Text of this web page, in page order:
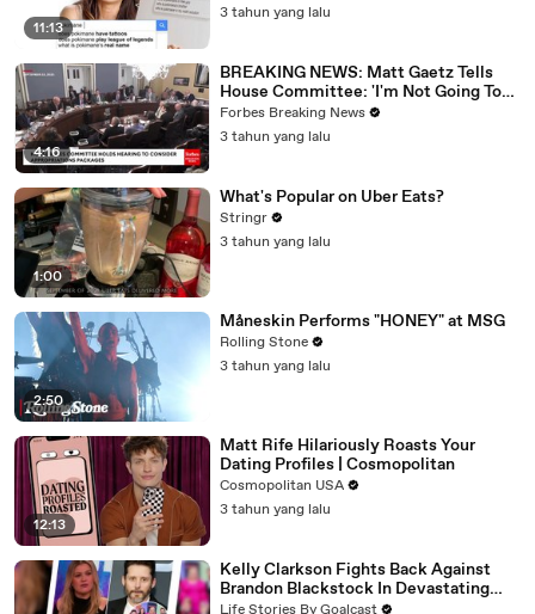
11:13
3 tahun yang lalu
4:16
BREAKING NEWS: Matt Gaetz Tells
House Committee: 'I'm Not Going To
Vote For A Continuing Resolution'
Forbes Breaking News
3 tahun yang lalu
1:00
What's Popular on Uber Eats?
Stringr
3 tahun yang lalu
2:50
Måneskin Performs "HONEY" at MSG
Rolling Stone
3 tahun yang lalu
12:13
Matt Rife Hilariously Roasts Your
Dating Profiles | Cosmopolitan
Cosmopolitan USA
3 tahun yang lalu
Kelly Clarkson Fights Back Against
Brandon Blackstock In Devastating
Divorce Battle